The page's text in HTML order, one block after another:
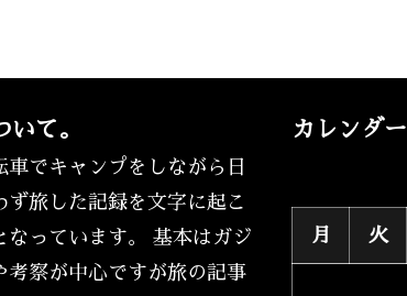
いて。
車でキャンプをしながら日
ず旅した記録を文字に起こ
なっています。 基本はガジ
考察が中心ですが旅の記事
カレンダー
月 火